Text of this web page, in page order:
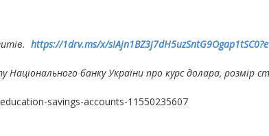
https://1drv.ms/x/
Національного банку України про курс долара, розмір
savings-accounts-11550235607